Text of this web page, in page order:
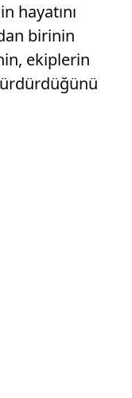
hayatını
birinin
ekiplerin